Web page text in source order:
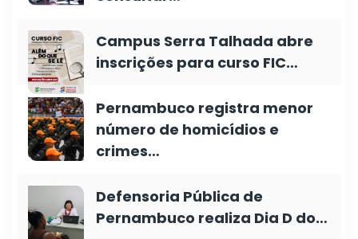
Campus Serra Talhada abre
inscrições para curso FIC…
Pernambuco registra menor
número de homicídios e
crimes…
Defensoria Pública de
Pernambuco realiza Dia D do…